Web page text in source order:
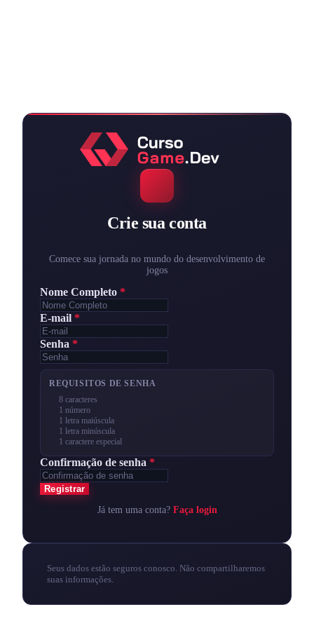
Crie sua conta
Comece sua jornada no mundo do desenvolvimento de
jogos
Nome Completo *
E-mail *
Senha *
REQUISITOS DE SENHA
8 caracteres
1 número
1 letra maiúscula
1 letra minúscula
1 caractere especial
Confirmação de senha *
Registrar
Já tem uma conta? Faça login
Seus dados estão seguros conosco. Não compartilharemos
suas informações.